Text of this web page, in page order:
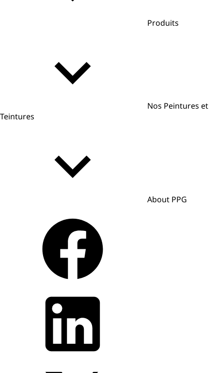
Produits
Nos Peintures et
Teintures
About PPG